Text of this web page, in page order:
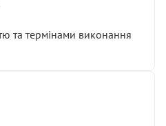
та термінами виконання